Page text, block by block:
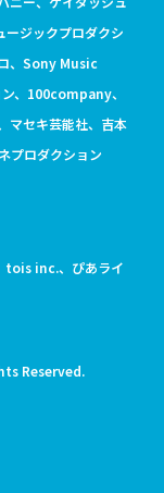
ージックプロダクシ
、Sony Music
、100company、
マセキ芸能社、吉本
プロダクション
tois inc.、ぴあライ
Reserved.